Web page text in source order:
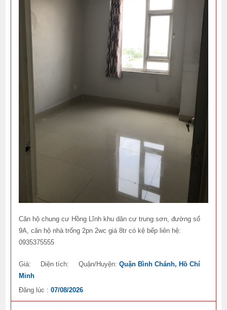
Căn hộ chung cư Hồng Lĩnh khu dân cư trung sơn, đường số
9A, căn hộ nhà trống 2pn 2wc giá 8tr có kệ bếp liên hệ:
0935375555
Giá: Diện tích: Quận/Huyện:Quận Bình Chánh, Hồ Chí
Minh
Đăng lúc :07/08/2026